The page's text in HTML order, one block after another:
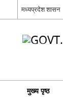
मध्यप्रदेश शासन
मुख्य पृष्ठ